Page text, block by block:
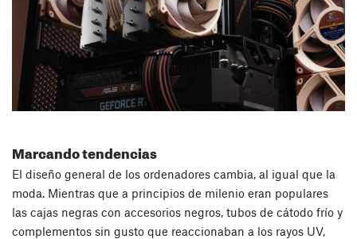
Marcando tendencias
El diseño general de los ordenadores cambia, al igual que la
moda. Mientras que a principios de milenio eran populares
las cajas negras con accesorios negros, tubos de cátodo frío y
complementos sin gusto que reaccionaban a los rayos UV,